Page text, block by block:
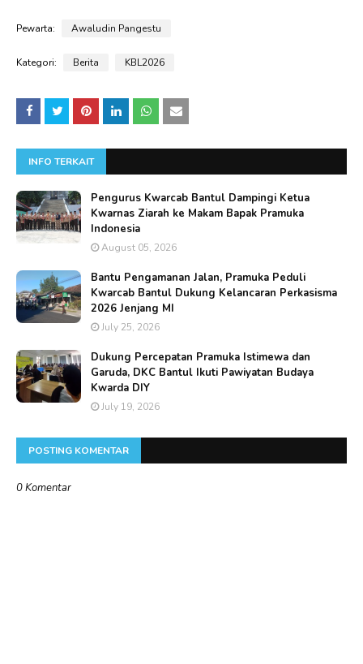
Pewarta: Awaludin Pangestu
Kategori: Berita KBL2026
INFO TERKAIT
Pengurus Kwarcab Bantul Dampingi Ketua
Kwarnas Ziarah ke Makam Bapak Pramuka
Indonesia
August 05, 2026
Bantu Pengamanan Jalan, Pramuka Peduli
Kwarcab Bantul Dukung Kelancaran Perkasisma
2026 Jenjang MI
July 25, 2026
Dukung Percepatan Pramuka Istimewa dan
Garuda, DKC Bantul Ikuti Pawiyatan Budaya
Kwarda DIY
July 19, 2026
POSTING KOMENTAR
0 Komentar